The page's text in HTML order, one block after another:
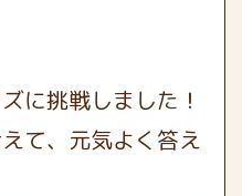
に挑戦しました！
て、元気よく答え